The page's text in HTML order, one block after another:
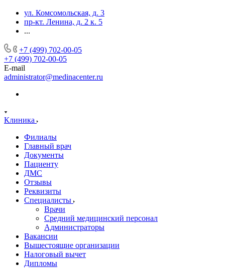
ул. Комсомольская, д. 3
пр-кт. Ленина, д. 2 к. 5
...
+7 (499) 702-00-05
+7 (499) 702-00-05
E-mail
administrator@medinacenter.ru
Клиника
Филиалы
Главный врач
Документы
Пациенту
ДМС
Отзывы
Реквизиты
Специалисты
Врачи
Средний медицинский персонал
Администраторы
Вакансии
Вышестоящие организации
Налоговый вычет
Дипломы